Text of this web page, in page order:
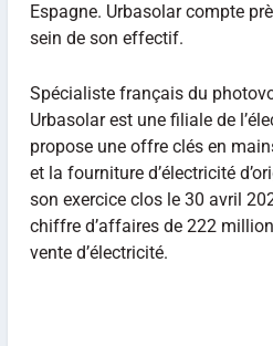
Espagne. Urbasolar compte
sein de son effectif.
Spécialiste français du
Urbasolar est une filiale de
propose une offre clés en
et la fourniture d’électricité
son exercice clos le 30 avril
chiffre d’affaires de 222
vente d’électricité.